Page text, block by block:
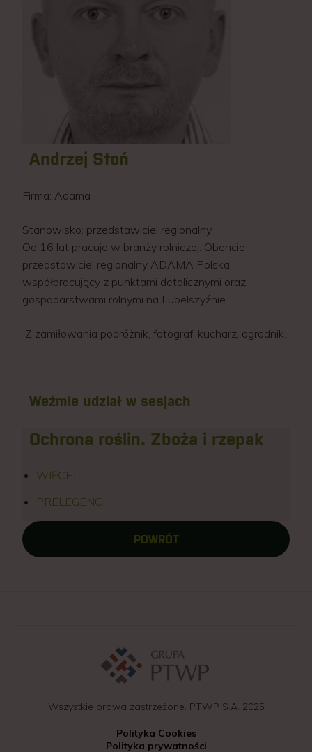
Andrzej Stoń
Firma: Adama
Stanowisko: przedstawiciel regionalny
Od 16 lat pracuje w branży rolniczej. Obencie
przedstawiciel regionalny ADAMA Polska,
współpracujący z punktami detalicznymi oraz
gospodarstwami rolnymi na Lubelszyźnie.
Z zamiłowania podróżnik, fotograf, kucharz, ogrodnik.
Weźmie udział w sesjach
Ochrona roślin. Zboża i rzepak
WIĘCEJ
PRELEGENCI
POWRÓT
Wszystkie prawa zastrzeżone. PTWP S.A. 2025
Polityka Cookies
Polityka prywatności